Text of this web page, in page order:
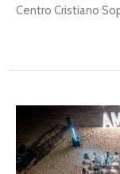
Centro Cristiano